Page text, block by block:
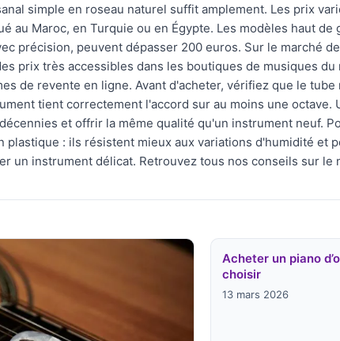
simple en roseau naturel suffit amplement. Les prix
au Maroc, en Turquie ou en Égypte. Les modèles haut de
précision, peuvent dépasser 200 euros. Sur le marché
prix très accessibles dans les boutiques de musiques du
de revente en ligne. Avant d'acheter, vérifiez que le
tient correctement l'accord sur au moins une octave.
et offrir la même qualité qu'un instrument neuf.
plastique : ils résistent mieux aux variations d'humidité et
un instrument délicat. Retrouvez tous nos conseils sur le
Acheter un piano
choisir
13 mars 2026